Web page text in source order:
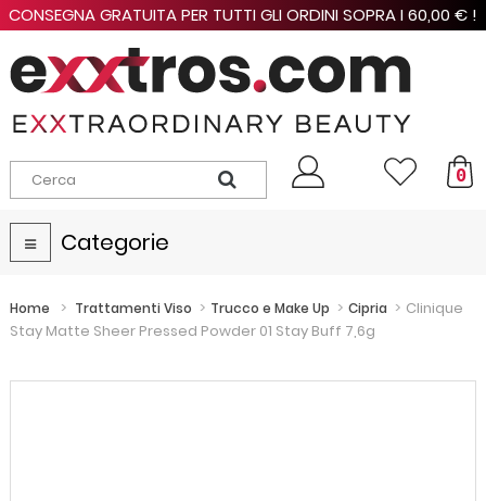
CONSEGNA GRATUITA PER TUTTI GLI ORDINI SOPRA I 60,00 € !
0
Navigazione
Toggle
Categorie
Home > Trattamenti Viso > Trucco e Make Up > Cipria > Clinique
Stay Matte Sheer Pressed Powder 01 Stay Buff 7,6g